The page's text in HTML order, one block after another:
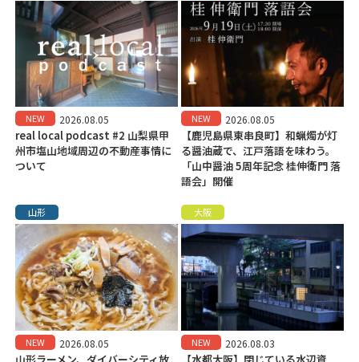
NEW 2026.08.05
real local podcast #2 山梨県甲
州市塩山地域周辺の不動産事情に
ついて
NEW 2026.08.05
【鹿児島県東串良町】和蝋燭が灯
る醤油蔵で、江戸落語を味わう。
「山中醤油 5周年記念 桂伸衛門 落
語会」開催
山形
NEW 2026.08.05
大阪
NEW 2026.08.03